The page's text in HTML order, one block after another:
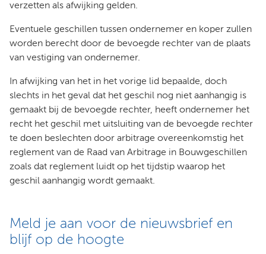
verzetten als afwijking gelden.
Eventuele geschillen tussen ondernemer en koper zullen
worden berecht door de bevoegde rechter van de plaats
van vestiging van ondernemer.
In afwijking van het in het vorige lid bepaalde, doch
slechts in het geval dat het geschil nog niet aanhangig is
gemaakt bij de bevoegde rechter, heeft ondernemer het
recht het geschil met uitsluiting van de bevoegde rechter
te doen beslechten door arbitrage overeenkomstig het
reglement van de Raad van Arbitrage in Bouwgeschillen
zoals dat reglement luidt op het tijdstip waarop het
geschil aanhangig wordt gemaakt.
Meld je aan voor de nieuwsbrief en
blijf op de hoogte